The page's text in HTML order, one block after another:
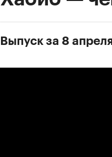
Выпуск за 8